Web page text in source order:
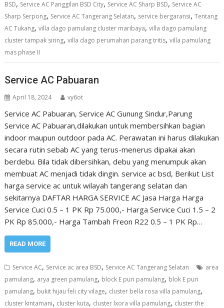
BSD, Service AC Panggilan BSD City, Service AC Sharp BSD, Service AC
Sharp Serpong, Service AC Tangerang Selatan, service bergaransi,Tentang
AC Tukang,villa dago pamulang cluster maribaya,villa dago pamulang
cluster tampak siring,villa dago perumahan parang tritis,villa pamulang
mas phase II
Service AC Pabuaran
April 18, 2024 vy6ot
Service AC Pabuaran, Service AC Gunung Sindur,Parung
Service AC Pabuaran,dilakukan untuk membersihkan bagian
indoor maupun outdoor pada AC. Perawatan ini harus dilakukan
secara rutin sebab AC yang terus-menerus dipakai akan
berdebu. Bila tidak dibersihkan, debu yang menumpuk akan
membuat AC menjadi tidak dingin. service ac bsd, Berikut List
harga service ac untuk wilayah tangerang selatan dan
sekitarnya DAFTAR HARGA SERVICE AC Jasa Harga Harga
Service Cuci 0.5 – 1 PK Rp 75.000,- Harga Service Cuci 1.5 – 2
PK Rp 85.000,- Harga Tambah Freon R22 0.5 – 1 PK Rp…
READ MORE
Service AC, Service ac area BSD, Service AC Tangerang Selatan
area
pamulang, arya green pamulang, block E puri pamulang, blok E puri
pamulang, bukit hijau feli city vilage, cluster bella rosa villa pamulang,
cluster kintamani, cluster kuta, cluster lxora villa pamulang, cluster the